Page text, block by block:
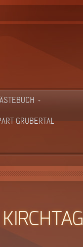
GRUBERTAL